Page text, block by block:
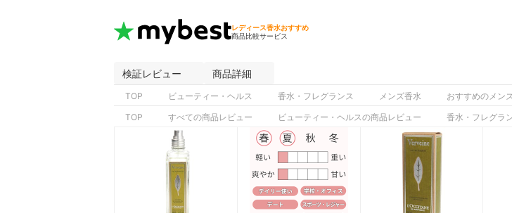
レディース香水おすすめ
商品比較サービス
検証レビュー 商品詳細
TOP ビューティー・ヘルス 香水・フレグランス メンズ香水 おすすめのメン
TOP すべての商品レビュー ビューティー・ヘルスの商品レビュー 香水・フレグラ